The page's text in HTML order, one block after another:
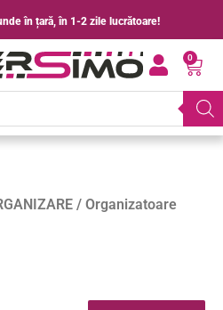
în țară, în 1-2 zile lucrătoare!
0
Cart
/ Organizatoare
Sortat
după